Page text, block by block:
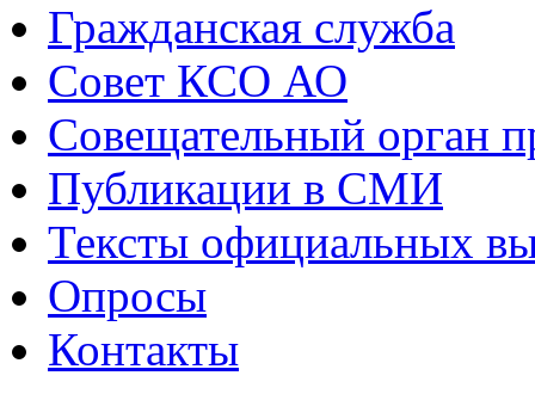
Гражданская служба
Совет КСО АО
Совещательный орган
Публикации в СМИ
Тексты официальных
Опросы
Контакты